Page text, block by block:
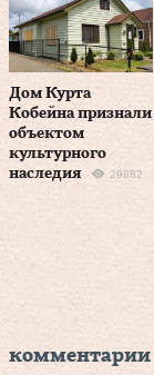
Дом Курта
Кобейна признали
объектом
культурного
наследия
29882
комментарии